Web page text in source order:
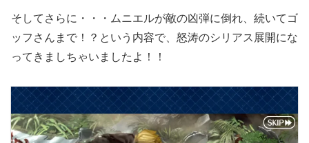
そしてさらに・・・ムニエルが敵の凶弾に倒れ、続いてゴ
ッフさんまで！？という内容で、怒涛のシリアス展開にな
ってきましちゃいましたよ！！